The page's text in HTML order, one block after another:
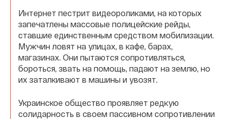
Интернет пестрит видеороликами, на которых
запечатлены массовые полицейские рейды,
ставшие единственным средством мобилизации.
Мужчин ловят на улицах, в кафе, барах,
магазинах. Они пытаются сопротивляться,
бороться, звать на помощь, падают на землю, но
их заталкивают в машины и увозят.
Украинское общество проявляет редкую
солидарность в своем пассивном сопротивлении